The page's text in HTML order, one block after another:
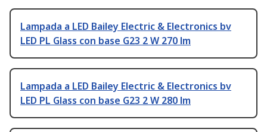
Lampada a LED Bailey Electric & Electronics bv
LED PL Glass con base G23 2 W 270 lm
Lampada a LED Bailey Electric & Electronics bv
LED PL Glass con base G23 2 W 280 lm